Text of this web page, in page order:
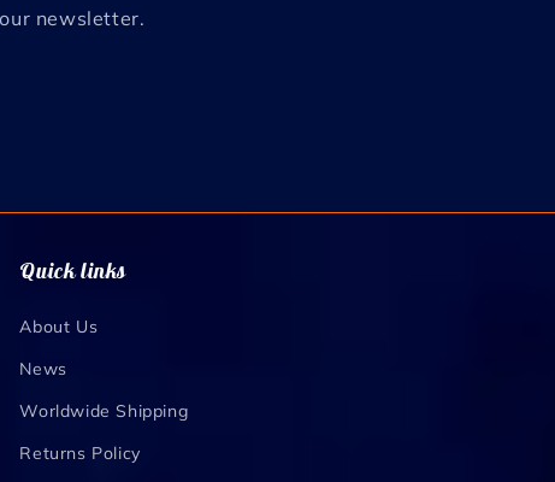
newsletter.
Quick links
About Us
News
Worldwide Shipping
Returns Policy